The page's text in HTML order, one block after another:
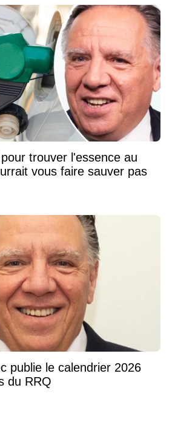
trouver l'essence au
vous faire sauver pas
publie le calendrier 2026
du RRQ